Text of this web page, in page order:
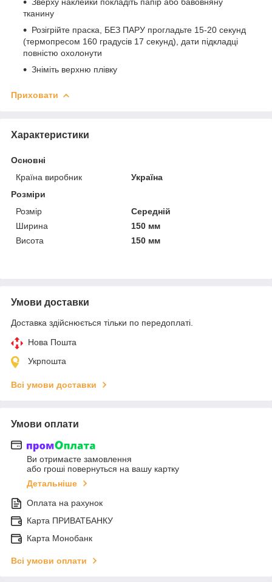
тканину
Розігрійте праска, БЕЗ ПАРУ прогладьте 15-20 секунд
(термопресом 160 градусів 17 секунд), дати підкладці
повністю охолонути
Зніміть верхню плівку
Приховати
Характеристики
Основні
Країна виробник
Україна
Розміри
Розмір
Середній
Ширина
150 мм
Висота
150 мм
Умови доставки
Доставка здійснюється тільки по передоплаті.
Нова Пошта
Укрпошта
Всі умови доставки
Умови оплати
Ви отримаєте замовлення
або гроші повернуться на вашу картку
Детальніше
Оплата на рахунок
Карта ПРИВАТБАНКУ
Карта Монобанк
Всі умови оплати